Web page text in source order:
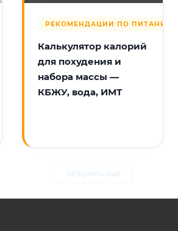
РЕКОМЕНДАЦИИ ПО ПИТАНИЮ
Калькулятор калорий
для похудения и
набора массы —
КБЖУ, вода, ИМТ
Загрузить еще